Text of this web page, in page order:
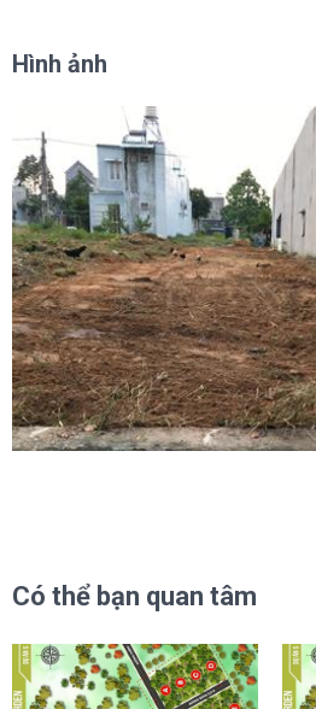
Hình ảnh
Có thể bạn quan tâm